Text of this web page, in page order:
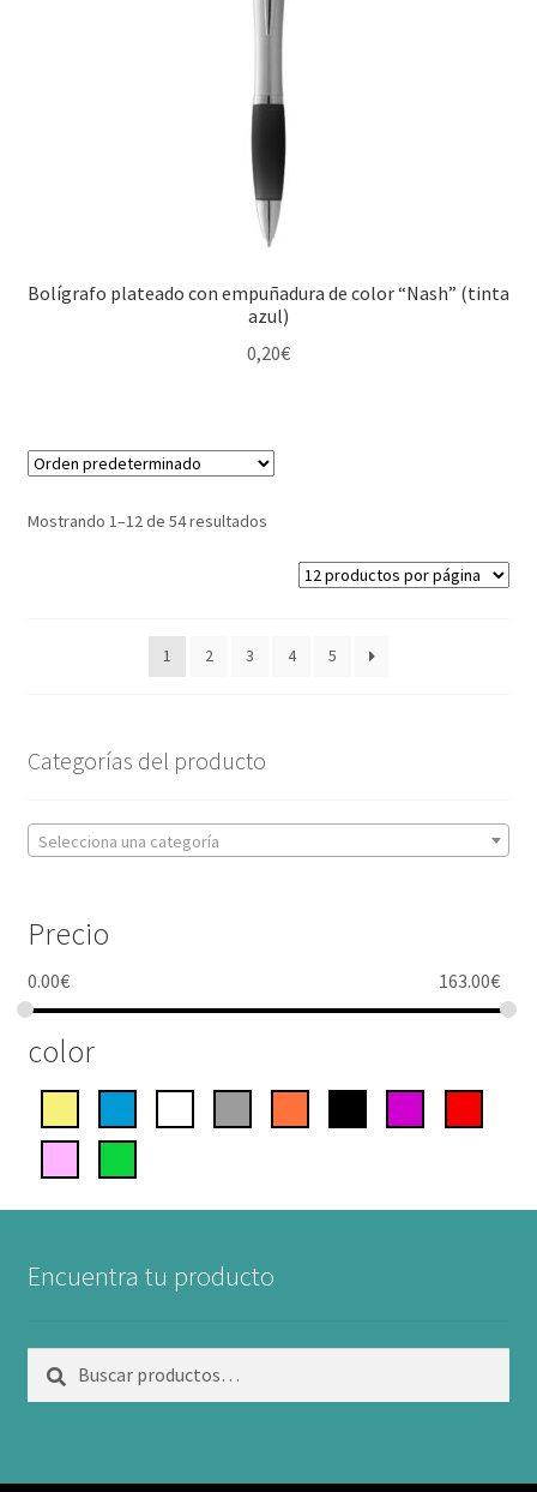
Bolígrafo plateado con empuñadura de color “Nash” (tinta
azul)
0,20€
Mostrando 1–12 de 54 resultados
1 2 3 4 5
Categorías del producto
Selecciona una categoría
Precio
0.00€ 163.00€
color
Encuentra tu producto
Buscar
Buscar